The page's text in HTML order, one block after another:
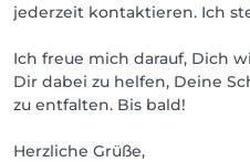
jederzeit kontaktieren. Ich
Ich freue mich darauf, Dich
Dir dabei zu helfen, Deine
zu entfalten. Bis bald!
Herzliche Grüße,